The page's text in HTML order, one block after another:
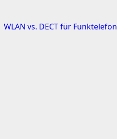
WLAN vs. DECT für Funktelefon